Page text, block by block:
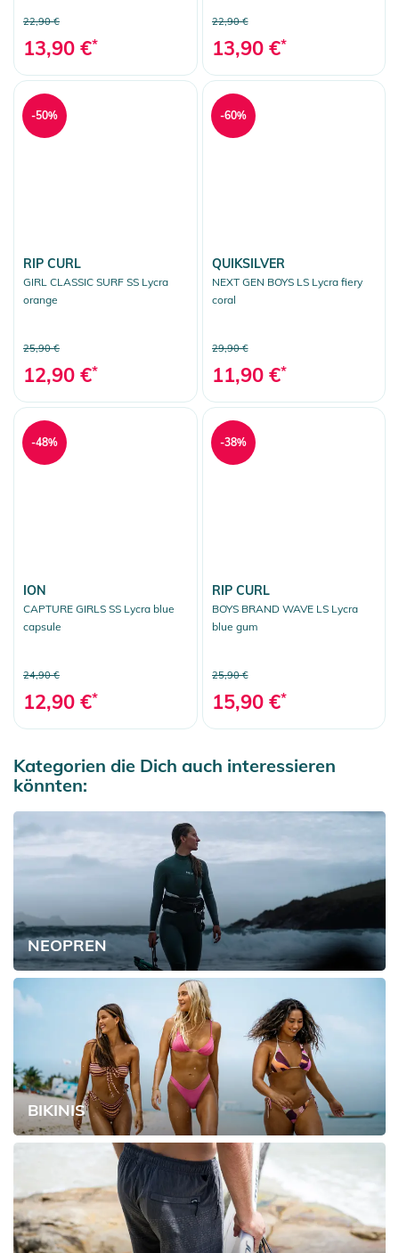
22,90 €
13,90 €*
22,90 €
13,90 €*
RIP CURL
GIRL CLASSIC SURF SS Lycra
orange
25,90 €
12,90 €*
-50%
QUIKSILVER
NEXT GEN BOYS LS Lycra fiery
coral
29,90 €
11,90 €*
-60%
ION
CAPTURE GIRLS SS Lycra blue
capsule
24,90 €
12,90 €*
-48%
RIP CURL
BOYS BRAND WAVE LS Lycra
blue gum
25,90 €
15,90 €*
-38%
Kategorien die Dich auch interessieren
könnten:
NEOPREN
BIKINIS